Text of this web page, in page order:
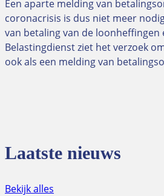
Een aparte melding van
coronacrisis is dus niet meer
van betaling van de loonheffingen
Belastingdienst ziet het verzoek
ook als een melding van
Laatste nieuws
Bekijk alles